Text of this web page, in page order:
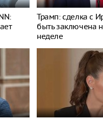
Трамп: сделка с
быть заключена
неделе